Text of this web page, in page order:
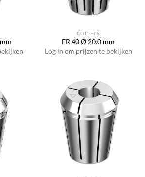
COLLETS
ER 40 Ø 20.0 mm
Log in om prijzen te bekijken